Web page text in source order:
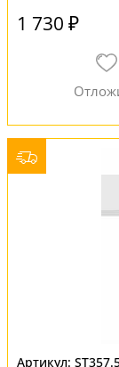
1 730 ₽